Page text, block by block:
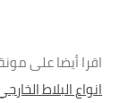
اقرا أيضا على
انواع البلاط